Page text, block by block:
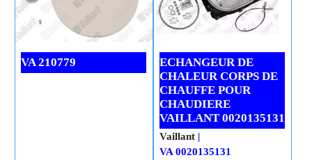
VA 210779
ECHANGEUR DE
CHALEUR CORPS DE
CHAUFFE POUR
CHAUDIERE
VAILLANT 0020135131
Vaillant
VA 0020135131